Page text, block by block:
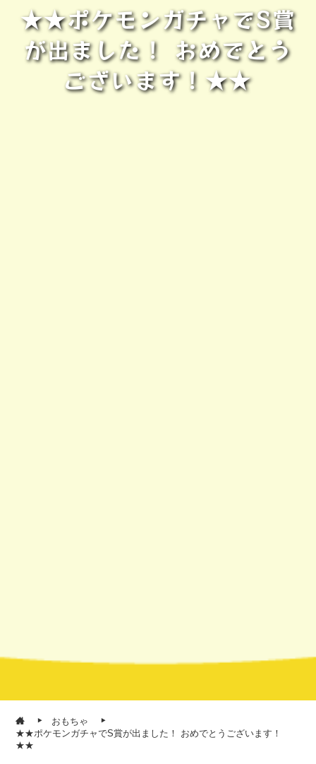
★★ポケモンガチャでS賞
が出ました！ おめでとう
ございます！★★
おもちゃ
★★ポケモンガチャでS賞が出ました！ おめでとうございます！
★★